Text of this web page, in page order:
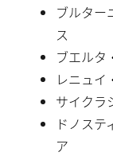
ブルター
ス
ブエルタ
レニュイ
サイクラ
ドノス
ア